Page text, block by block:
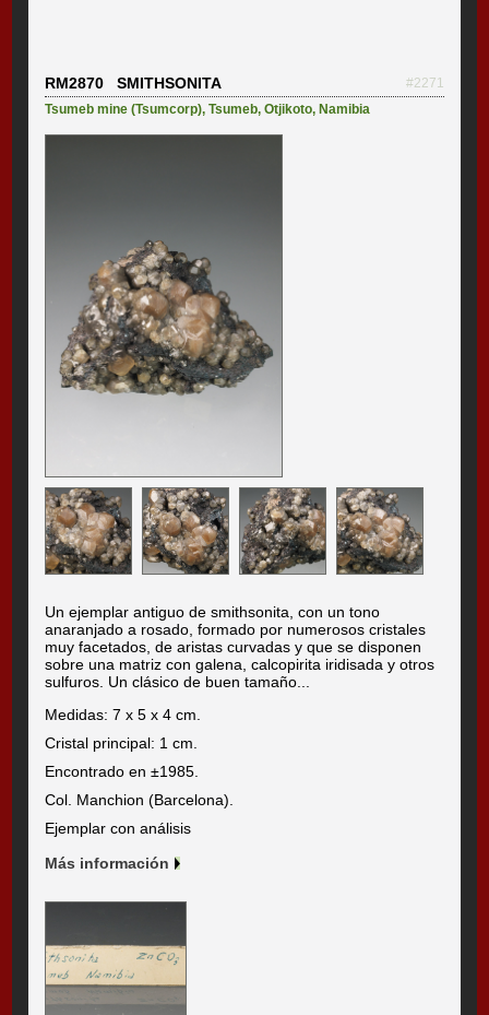
RM2870 SMITHSONITA
#2271
Tsumeb mine (Tsumcorp),Tsumeb,Otjikoto, Namibia
Un ejemplar antiguo de smithsonita, con un tono
anaranjado a rosado, formado por numerosos cristales
muy facetados, de aristas curvadas y que se disponen
sobre una matriz con galena, calcopirita iridisada y otros
sulfuros. Un clásico de buen tamaño...
Medidas: 7 x 5 x 4 cm.
Cristal principal: 1 cm.
Encontrado en ±1985.
Col. Manchion (Barcelona).
Ejemplar con análisis
Más información